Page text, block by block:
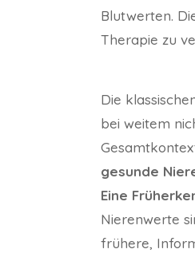
Blutwerten.
Therapie zu
Die
bei weitem
gesunde
Eine
Nierenwerte
frühere,